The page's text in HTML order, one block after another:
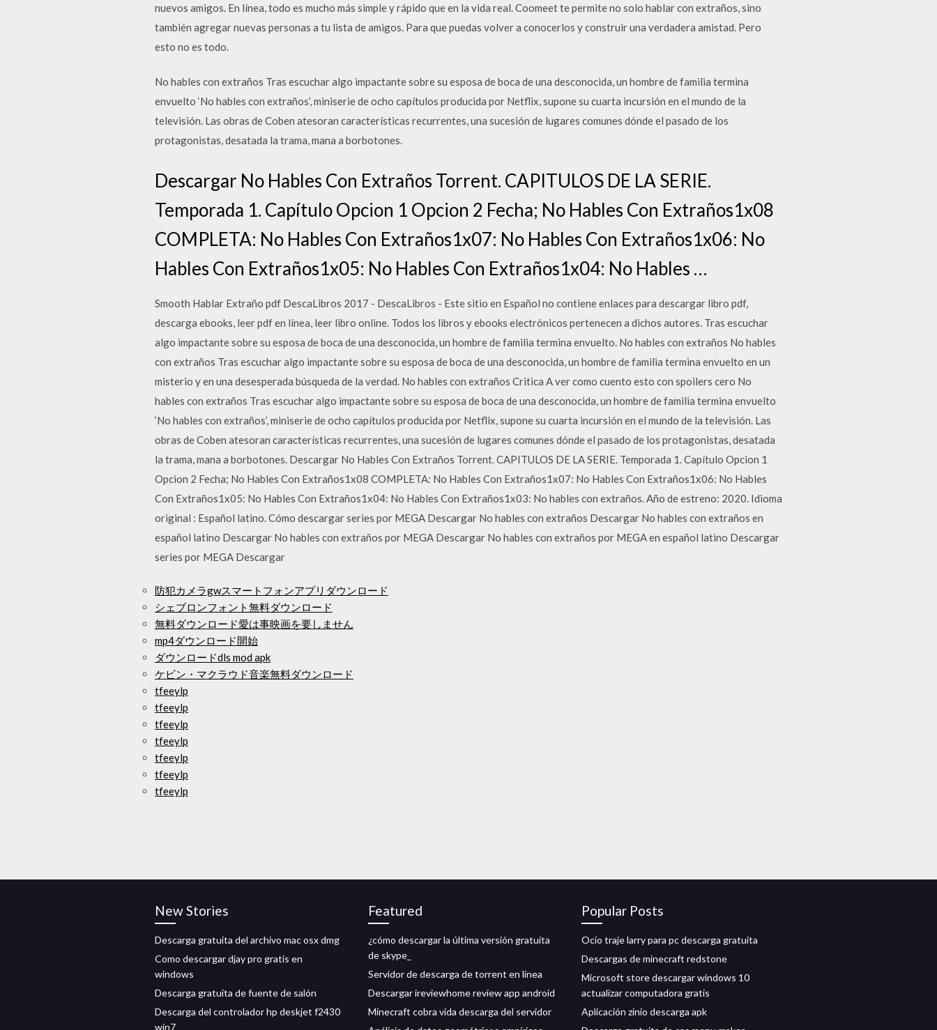
nuevos amigos. En línea, todo es mucho más simple y rápido que en la vida real. Coomeet te permite no solo hablar con extraños, sino
también agregar nuevas personas a tu lista de amigos. Para que puedas volver a conocerlos y construir una verdadera amistad. Pero
esto no es todo.
No hables con extraños Tras escuchar algo impactante sobre su esposa de boca de una desconocida, un hombre de familia termina
envuelto ‘No hables con extraños’, miniserie de ocho capítulos producida por Netflix, supone su cuarta incursión en el mundo de la
televisión. Las obras de Coben atesoran características recurrentes, una sucesión de lugares comunes dónde el pasado de los
protagonistas, desatada la trama, mana a borbotones.
Descargar No Hables Con Extraños Torrent. CAPITULOS DE LA SERIE.
Temporada 1. Capítulo Opcion 1 Opcion 2 Fecha; No Hables Con Extraños1x08
COMPLETA: No Hables Con Extraños1x07: No Hables Con Extraños1x06: No
Hables Con Extraños1x05: No Hables Con Extraños1x04: No Hables …
Smooth Hablar Extraño pdf DescaLibros 2017 - DescaLibros - Este sitio en Español no contiene enlaces para descargar libro pdf,
descarga ebooks, leer pdf en línea, leer libro online. Todos los libros y ebooks electrónicos pertenecen a dichos autores. Tras escuchar
algo impactante sobre su esposa de boca de una desconocida, un hombre de familia termina envuelto. No hables con extraños No hables
con extraños Tras escuchar algo impactante sobre su esposa de boca de una desconocida, un hombre de familia termina envuelto en un
misterio y en una desesperada búsqueda de la verdad. No hables con extraños Critica A ver como cuento esto con spoilers cero No
hables con extraños Tras escuchar algo impactante sobre su esposa de boca de una desconocida, un hombre de familia termina envuelto
‘No hables con extraños’, miniserie de ocho capítulos producida por Netflix, supone su cuarta incursión en el mundo de la televisión. Las
obras de Coben atesoran características recurrentes, una sucesión de lugares comunes dónde el pasado de los protagonistas, desatada
la trama, mana a borbotones. Descargar No Hables Con Extraños Torrent. CAPITULOS DE LA SERIE. Temporada 1. Capítulo Opcion 1
Opcion 2 Fecha; No Hables Con Extraños1x08 COMPLETA: No Hables Con Extraños1x07: No Hables Con Extraños1x06: No Hables
Con Extraños1x05: No Hables Con Extraños1x04: No Hables Con Extraños1x03: No hables con extraños. Año de estreno: 2020. Idioma
original : Español latino. Cómo descargar series por MEGA Descargar No hables con extraños Descargar No hables con extraños en
español latino Descargar No hables con extraños por MEGA Descargar No hables con extraños por MEGA en español latino Descargar
series por MEGA Descargar
防犯カメラgwスマートフォンアプリダウンロード
シェブロンフォント無料ダウンロード
無料ダウンロード愛は事映画を要しません
mp4ダウンロード開始
ダウンロードdls mod apk
ケビン・マクラウド音楽無料ダウンロード
tfeeylp
tfeeylp
tfeeylp
tfeeylp
tfeeylp
tfeeylp
tfeeylp
New Stories
Descarga gratuita del archivo mac osx dmg
Como descargar djay pro gratis en
windows
Descarga gratuita de fuente de salón
Descarga del controlador hp deskjet f2430
win7
Featured
¿cómo descargar la última versión gratuita
de skype_
Servidor de descarga de torrent en línea
Descargar ireviewhome review app android
Minecraft cobra vida descarga del servidor
Popular Posts
Ocio traje larry para pc descarga gratuita
Descargas de minecraft redstone
Microsoft store descargar windows 10
actualizar computadora gratis
Aplicación zinio descarga apk